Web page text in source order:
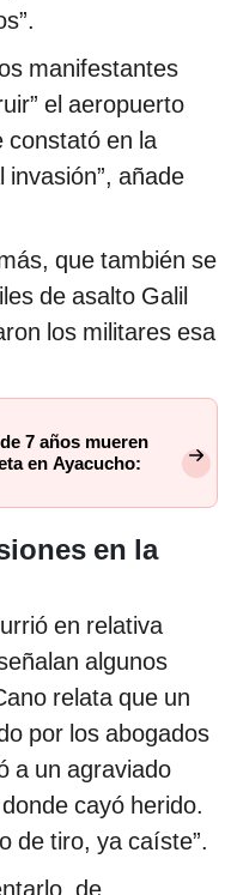
manifestantes
el aeropuerto
constató en la
añade
que también se
de asalto Galil
los militares esa
7 años mueren
en Ayacucho:
en la
en relativa
algunos
relata que un
por los abogados
a un agraviado
cayó herido.
de tiro, ya caíste”.
de